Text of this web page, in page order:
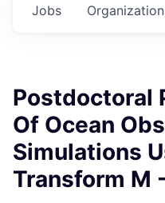
Jobs
Postdoctoral
Of Ocean
Simulations
Transform M